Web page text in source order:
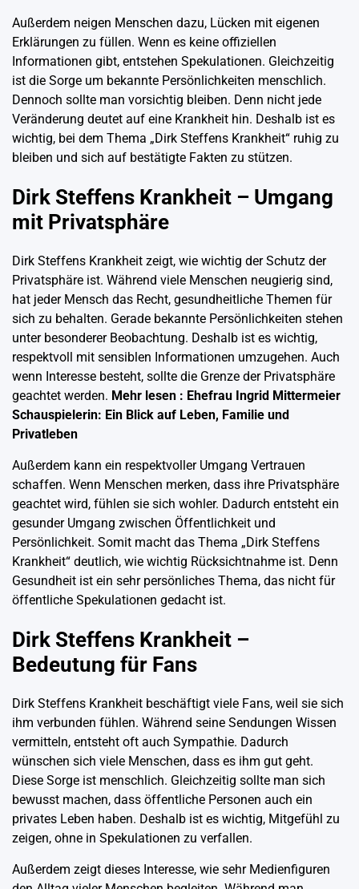
Außerdem neigen Menschen dazu, Lücken mit eigenen
Erklärungen zu füllen. Wenn es keine offiziellen
Informationen gibt, entstehen Spekulationen. Gleichzeitig
ist die Sorge um bekannte Persönlichkeiten menschlich.
Dennoch sollte man vorsichtig bleiben. Denn nicht jede
Veränderung deutet auf eine Krankheit hin. Deshalb ist es
wichtig, bei dem Thema „Dirk Steffens Krankheit“ ruhig zu
bleiben und sich auf bestätigte Fakten zu stützen.
Dirk Steffens Krankheit – Umgang
mit Privatsphäre
Dirk Steffens Krankheit zeigt, wie wichtig der Schutz der
Privatsphäre ist. Während viele Menschen neugierig sind,
hat jeder Mensch das Recht, gesundheitliche Themen für
sich zu behalten. Gerade bekannte Persönlichkeiten stehen
unter besonderer Beobachtung. Deshalb ist es wichtig,
respektvoll mit sensiblen Informationen umzugehen. Auch
wenn Interesse besteht, sollte die Grenze der Privatsphäre
geachtet werden. Mehr lesen : Ehefrau Ingrid Mittermeier
Schauspielerin: Ein Blick auf Leben, Familie und
Privatleben
Außerdem kann ein respektvoller Umgang Vertrauen
schaffen. Wenn Menschen merken, dass ihre Privatsphäre
geachtet wird, fühlen sie sich wohler. Dadurch entsteht ein
gesunder Umgang zwischen Öffentlichkeit und
Persönlichkeit. Somit macht das Thema „Dirk Steffens
Krankheit“ deutlich, wie wichtig Rücksichtnahme ist. Denn
Gesundheit ist ein sehr persönliches Thema, das nicht für
öffentliche Spekulationen gedacht ist.
Dirk Steffens Krankheit –
Bedeutung für Fans
Dirk Steffens Krankheit beschäftigt viele Fans, weil sie sich
ihm verbunden fühlen. Während seine Sendungen Wissen
vermitteln, entsteht oft auch Sympathie. Dadurch
wünschen sich viele Menschen, dass es ihm gut geht.
Diese Sorge ist menschlich. Gleichzeitig sollte man sich
bewusst machen, dass öffentliche Personen auch ein
privates Leben haben. Deshalb ist es wichtig, Mitgefühl zu
zeigen, ohne in Spekulationen zu verfallen.
Außerdem zeigt dieses Interesse, wie sehr Medienfiguren